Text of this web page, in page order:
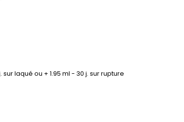
sur laqué ou + 1.95 ml - 30 j. sur rupture